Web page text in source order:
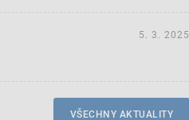
5. 3. 2025
VŠECHNY AKTUALITY